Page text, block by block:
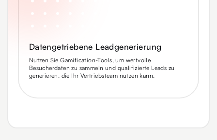
Datengetriebene Leadgenerierung
Nutzen Sie Gamification-Tools, um wertvolle
Besucherdaten zu sammeln und qualifizierte Leads zu
generieren, die Ihr Vertriebsteam nutzen kann.